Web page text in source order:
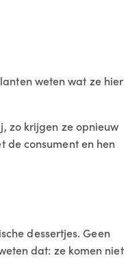
weten wat ze hier
zo krijgen ze opnieuw
de consument en hen
dessertjes. Geen
dat: ze komen niet